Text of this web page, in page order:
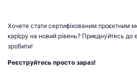
Хочете стати сертифікованим проєктним
кар’єру на новий рівень? Приєднуйтесь до
зробити!
Реєструйтесь просто зараз!